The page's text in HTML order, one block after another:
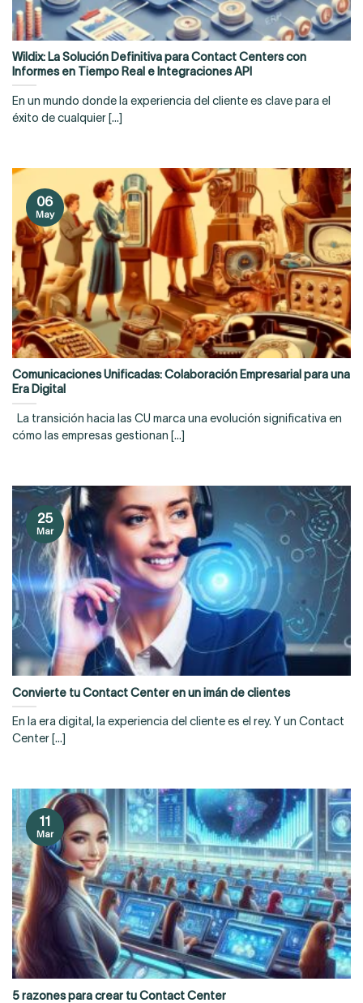
Wildix: La Solución Definitiva para Contact Centers con
Informes en Tiempo Real e Integraciones API
En un mundo donde la experiencia del cliente es clave para el
éxito de cualquier [...]
Comunicaciones Unificadas: Colaboración Empresarial para una
Era Digital
La transición hacia las CU marca una evolución significativa en
cómo las empresas gestionan [...]
06
May
Convierte tu Contact Center en un imán de clientes
En la era digital, la experiencia del cliente es el rey. Y un Contact
Center [...]
25
Mar
5 razones para crear tu Contact Center
11
Mar